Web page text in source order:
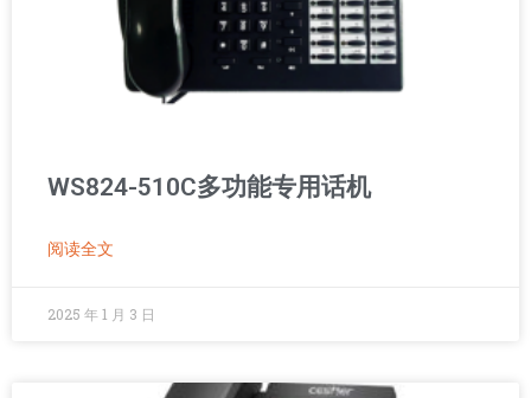
WS824-510C多功能专用话机
阅读全文
2025 年 1 月 3 日